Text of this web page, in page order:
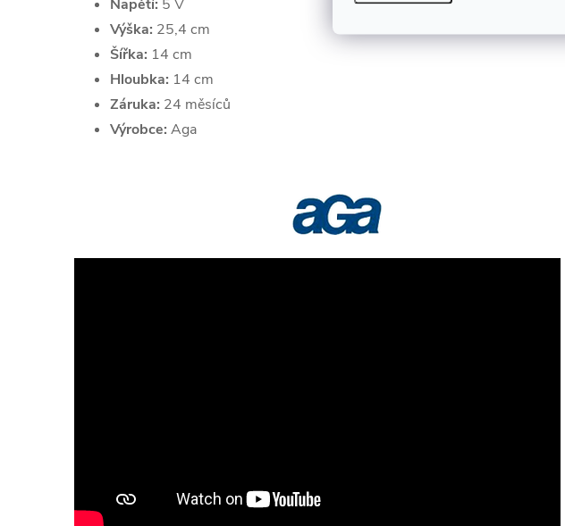
Napětí: 5 V
Výška: 25,4 cm
Šířka: 14 cm
Hloubka: 14 cm
Záruka: 24 měsíců
Výrobce: Aga